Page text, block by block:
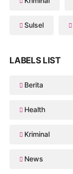
Sulsel
LABELS LIST
Berita
Health
Kriminal
News